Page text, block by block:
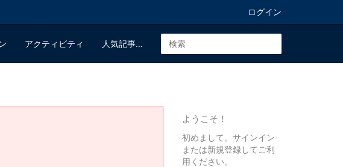
ログイン
アクティビティ 人気記事...
ようこそ！
初めまして。サインイン
または新規登録してご利
用ください。